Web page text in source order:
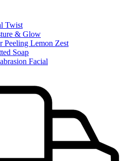
Twist
& Glow
Peeling Lemon Zest
Soap
Facial